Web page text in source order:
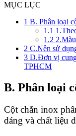
MỤC LỤC
1 B. Phân loại
1.1
1.2
2 C.Nên sử
3 D.Đơn vị
TPHCM
B. Phân loại
Cột chắn inox
dáng và chất liệu